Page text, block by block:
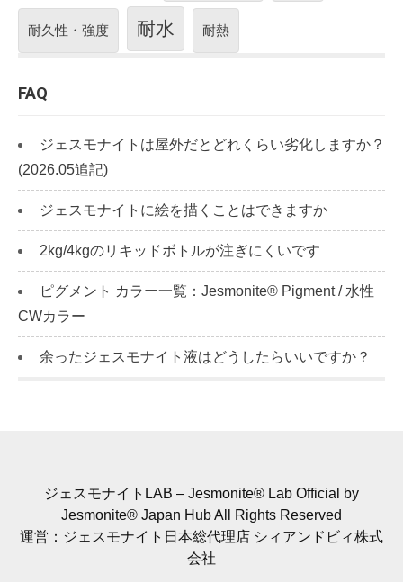
耐久性・強度 耐水 耐熱
FAQ
ジェスモナイトは屋外だとどれくらい劣化しますか？
(2026.05追記)
ジェスモナイトに絵を描くことはできますか
2kg/4kgのリキッドボトルが注ぎにくいです
ピグメント カラー一覧：Jesmonite® Pigment / 水性
CWカラー
余ったジェスモナイト液はどうしたらいいですか？
ジェスモナイトLAB – Jesmonite® Lab Official by
Jesmonite® Japan Hub All Rights Reserved
運営：ジェスモナイト日本総代理店 シィアンドビィ株式
会社